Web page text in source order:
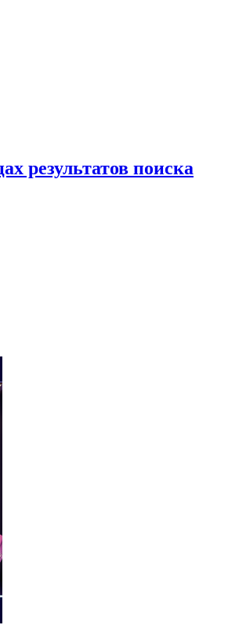
результатов поиска